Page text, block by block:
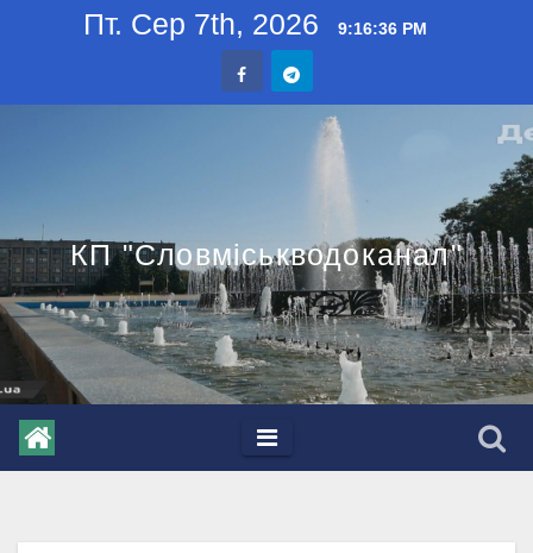
Пт. Сер 7th, 2026 9:16:36 PM
КП "Словміськводоканал"